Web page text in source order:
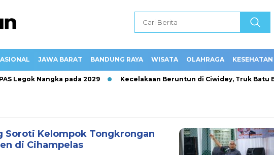
JAWA BARAT BANDUNG RAYA WISATA OLAHRAGA KESEHATAN
Legok Nangka pada 2029 Kecelakaan Beruntun di Ciwidey, Truk Batu
Soroti Kelompok Tongkrongan
di Cihampelas